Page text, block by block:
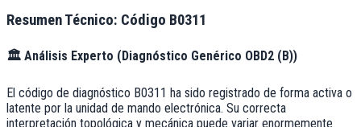
Resumen Técnico: Código B0311
🏛️ Análisis Experto (Diagnóstico Genérico OBD2 (B))
El código de diagnóstico B0311 ha sido registrado de forma activa o
latente por la unidad de mando electrónica. Su correcta
interpretación topológica y mecánica puede variar enormemente